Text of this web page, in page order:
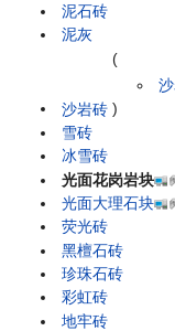
泥石砖
泥灰
沙岩砖
(
)
雪砖
冰雪砖
光面花岗岩块
光面大理石块
荧光砖
黑檀石砖
珍珠石砖
彩虹砖
地牢砖